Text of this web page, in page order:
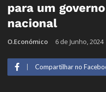
para um
nacional
O.Económico 6 de Junho, 2024
Compartilhar no